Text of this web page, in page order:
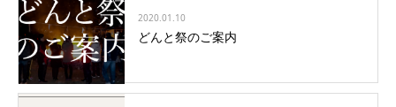
2020.01.10
どんと祭のご案内